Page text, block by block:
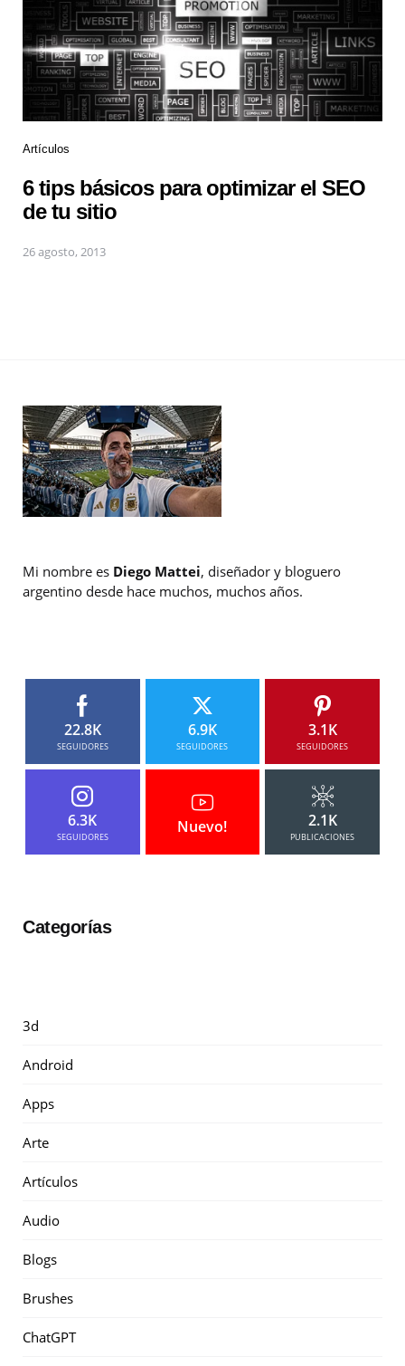
Artículos
6 tips básicos para optimizar el SEO
de tu sitio
26 agosto, 2013
Mi nombre es Diego Mattei, diseñador y bloguero
argentino desde hace muchos, muchos años.
22.8K
SEGUIDORES
6.9K
SEGUIDORES
3.1K
SEGUIDORES
6.3K
SEGUIDORES
Nuevo! 2.1K
PUBLICACIONES
Categorías
3d
Android
Apps
Arte
Artículos
Audio
Blogs
Brushes
ChatGPT